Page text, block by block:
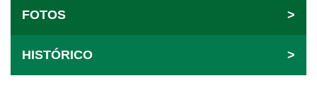
FOTOS >
HISTÓRICO >